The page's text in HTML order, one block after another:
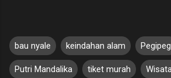
bau nyale keindahan alam
Putri Mandalika tiket murah